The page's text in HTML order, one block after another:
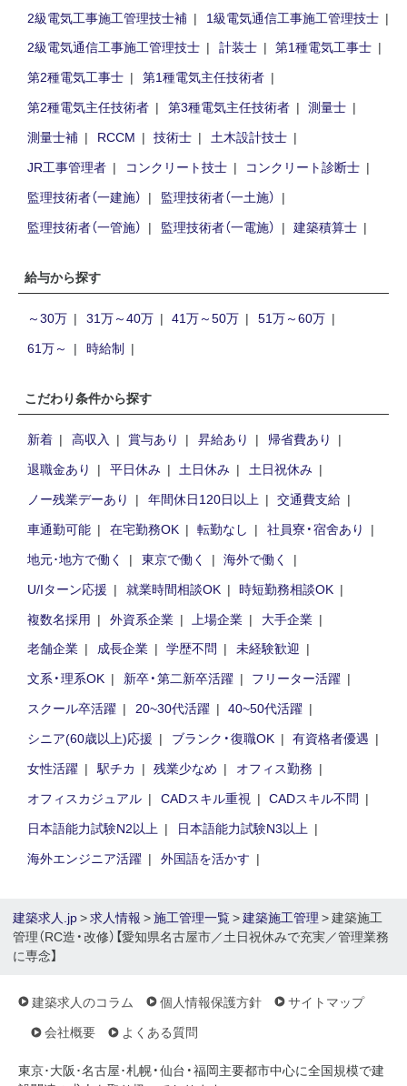
2級電気工事施工管理技士補
1級電気通信工事施工管理技士
2級電気通信工事施工管理技士
計装士
第1種電気工事士
第2種電気工事士
第1種電気主任技術者
第2種電気主任技術者
第3種電気主任技術者
測量士
測量士補
RCCM 技術士
土木設計技士
JR工事管理者
コンクリート技士
コンクリート診断士
監理技術者（一建施）
監理技術者（一土施）
監理技術者（一管施）
監理技術者（一電施） 建築積算士
給与から探す
～30万 31万～40万 41万～50万
51万～60万
61万～
時給制
こだわり条件から探す
新着 高収入 賞与あり 昇給あり
帰省費あり
退職金あり
平日休み 土日休み
土日祝休み
ノー残業デーあり
年間休日120日以上
交通費支給
車通勤可能
在宅勤務OK 転勤なし
社員寮・宿舍あり
地元･地方で働く
東京で働く
海外で働く
U/Iターン応援
就業時間相談OK
時短勤務相談OK
複数名採用
外資系企業 上場企業
大手企業
老舗企業
成長企業 学歴不問
未経験歓迎
文系・理系OK
新卒・第二新卒活躍
フリーター活躍
スクール卒活躍
20~30代活躍
40~50代活躍
シニア(60歳以上)応援
ブランク・復職OK
有資格者優遇
女性活躍
駅チカ 残業少なめ
オフィス勤務
オフィスカジュアル
CADスキル重視
CADスキル不問
日本語能力試験N2以上
日本語能力試験N3以上
海外エンジニア活躍
外国語を活かす
建築求人.jp>求人情報 >施工管理一覧>建築施工管理 > 建築施工
管理（RC造・改修）【愛知県名古屋市／土日祝休みで充実／管理業務
に専念】
建築求人のコラム 個人情報保護方針
サイトマップ
会社概要
よくある質問
東京･大阪･名古屋･札幌・仙台・福岡主要都市中心に全国規模で建